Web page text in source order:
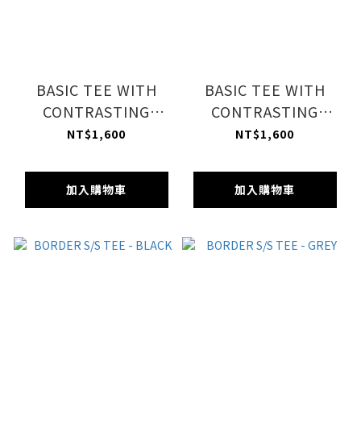
BASIC TEE WITH
CONTRASTING
RIBBED TRIMS -
NT$1,600
加入購物車
BASIC TEE WITH
CONTRASTING
RIBBED TRIMS -
NT$1,600
加入購物車